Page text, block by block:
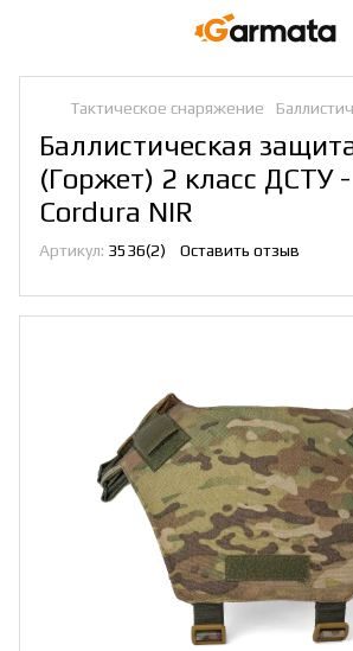
Тактическое снаряжение
Баллистическая
(Горжет) 2 класс
Cordura NIR
Артикул: 3536(2) Оставить отзыв